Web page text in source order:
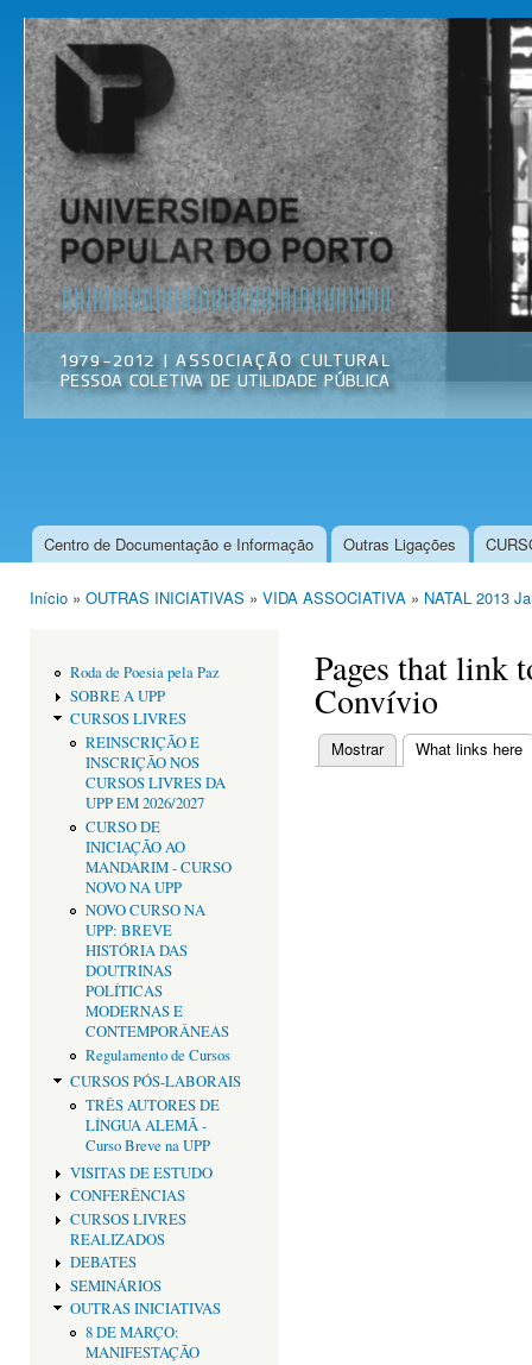
Universidade
Popular do
Porto
Associação
Cultural
Menu principal
Centro de Documentação e Informação Outras Ligações
Início » OUTRAS INICIATIVAS » VIDA ASSOCIATIVA » NATAL 2013
Roda de Poesia pela Paz
SOBRE A UPP
CURSOS LIVRES
REINSCRIÇÃO E
INSCRIÇÃO NOS
CURSOS LIVRES DA
UPP EM 2026/2027
CURSO DE
INICIAÇÃO AO
MANDARIM - CURSO
NOVO NA UPP
NOVO CURSO NA
UPP: BREVE
HISTÓRIA DAS
DOUTRINAS
POLÍTICAS
MODERNAS E
CONTEMPORÂNEAS
Regulamento de Cursos
CURSOS PÓS-LABORAIS
TRÊS AUTORES DE
LÍNGUA ALEMÃ -
Curso Breve na UPP
VISITAS DE ESTUDO
CONFERÊNCIAS
CURSOS LIVRES
REALIZADOS
DEBATES
SEMINÁRIOS
OUTRAS INICIATIVAS
8 DE MARÇO:
MANIFESTAÇÃO
Pages that link
Convívio
Separadores
Mostrar What links here